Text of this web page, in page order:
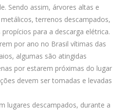
Sendo assim, árvores altas e
terrenos descampados,
para a descarga elétrica.
por ano no Brasil vítimas das
algumas são atingidas
por estarem próximas do lugar
devem ser tomadas e levadas
descampados, durante a